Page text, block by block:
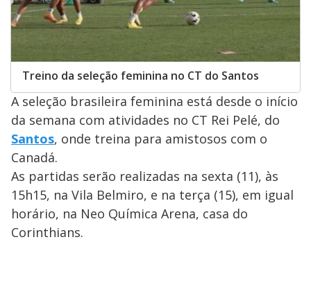
Treino da seleção feminina no CT do Santos
A seleção brasileira feminina está desde o início
da semana com atividades no CT Rei Pelé, do
Santos, onde treina para amistosos com o
Canadá.
As partidas serão realizadas na sexta (11), às
15h15, na Vila Belmiro, e na terça (15), em igual
horário, na Neo Química Arena, casa do
Corinthians.